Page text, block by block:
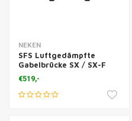
NEKEN
SFS Luftgedämpfte
Gabelbrücke SX / SX-F
Orange
€519,-